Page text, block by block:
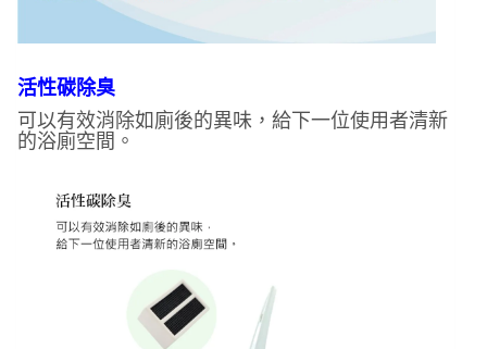
活性碳除臭
可以有效消除如廁後的異味，給下一位使用者清新
的浴廁空間。